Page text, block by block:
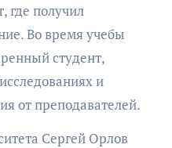
где получил
Во время учебы
студент,
и
от преподавателей.
Сергей Орлов